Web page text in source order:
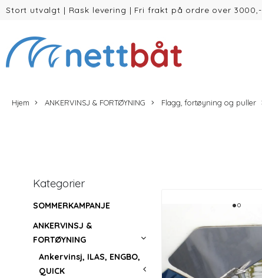
Stort utvalgt | Rask levering | Fri frakt på ordre over 3000,-
Hjem ANKERVINSJ & FORTØYNING Flagg, fortøyning og puller
Kategorier
SOMMERKAMPANJE
ANKERVINSJ &
FORTØYNING
Ankervinsj, ILAS, ENGBO,
QUICK